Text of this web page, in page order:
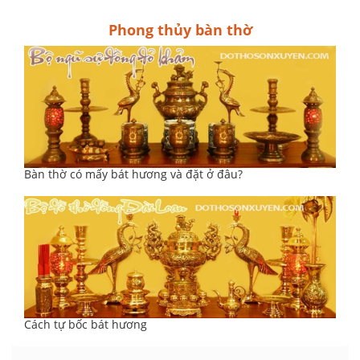
Phong thủy bàn thờ
Bàn thờ có mấy bát hương và đặt ở đâu?
Cách tự bốc bát hương